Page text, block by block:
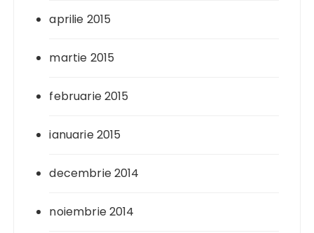
aprilie 2015
martie 2015
februarie 2015
ianuarie 2015
decembrie 2014
noiembrie 2014